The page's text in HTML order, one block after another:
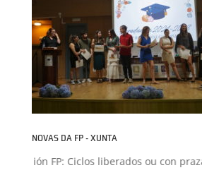
NOVAS DA FP - XUNTA
FP: Ciclos liberados ou con